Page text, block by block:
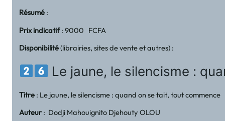
Résumé :
Prix indicatif: 9000 FCFA
Disponibilité(librairies, sites de vente et autres) :
Le jaune, le silencisme :
Titre : Le jaune, le silencisme : quand on se tait, tout commence
Auteur: Dodji Mahouignito Djehouty OLOU